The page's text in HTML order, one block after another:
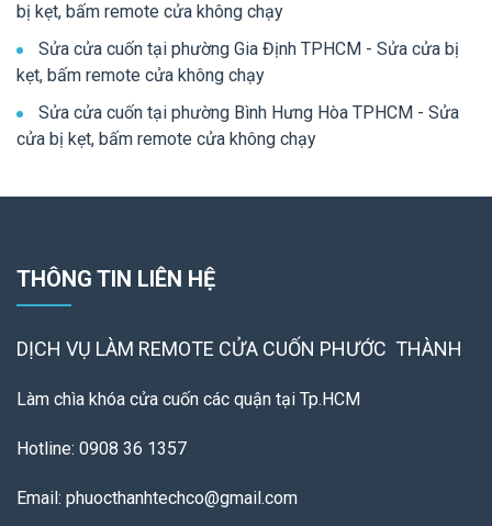
bị kẹt, bấm remote cửa không chạy
Sửa cửa cuốn tại phường Gia Định TPHCM - Sửa cửa bị
kẹt, bấm remote cửa không chạy
Sửa cửa cuốn tại phường Bình Hưng Hòa TPHCM - Sửa
cửa bị kẹt, bấm remote cửa không chạy
THÔNG TIN LIÊN HỆ
DỊCH VỤ LÀM REMOTE CỬA CUỐN PHƯỚC THÀNH
Làm chìa khóa cửa cuốn các quận tại Tp.HCM
Hotline: 0908 36 1357
Email: phuocthanhtechco@gmail.com